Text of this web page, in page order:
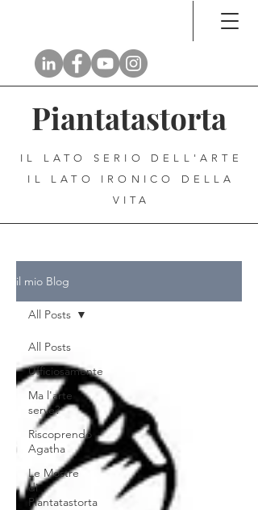
Piantatastorta
IL LATO SERIO DELL'ARTE
IL LATO IRONICO DELLA
VITA
il mio Blog
All Posts
Ufficiosamente
Ma l'arte
serve?
Riscoprendo
Agatha
Le Mostre
di
Piantatastorta
All Posts